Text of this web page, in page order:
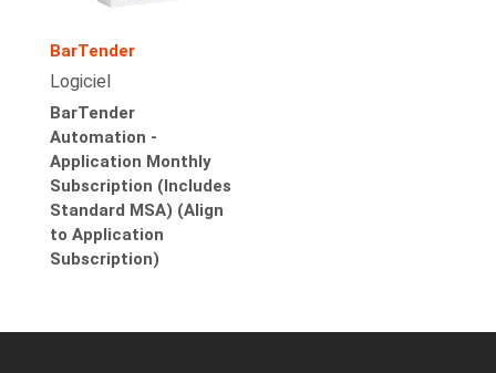
BarTender
Logiciel
BarTender
Automation -
Application Monthly
Subscription (Includes
Standard MSA) (Align
to Application
Subscription)